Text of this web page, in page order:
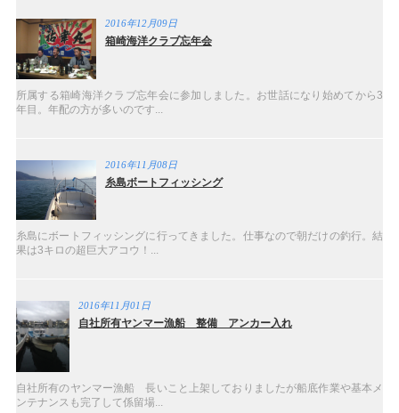
2016年12月09日
箱崎海洋クラブ忘年会
所属する箱崎海洋クラブ忘年会に参加しました。お世話になり始めてから3
年目。年配の方が多いのです...
2016年11月08日
糸島ボートフィッシング
糸島にボートフィッシングに行ってきました。仕事なので朝だけの釣行。結
果は3キロの超巨大アコウ！...
2016年11月01日
自社所有ヤンマー漁船 整備 アンカー入れ
自社所有のヤンマー漁船 長いこと上架しておりましたが船底作業や基本メ
ンテナンスも完了して係留場...